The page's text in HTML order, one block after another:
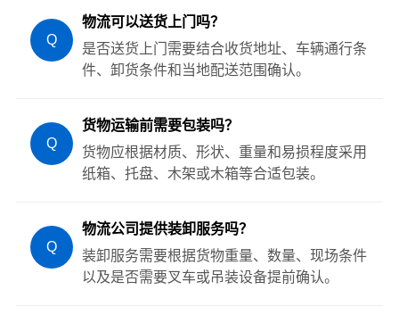
Q
物流可以送货上门吗？
是否送货上门需要结合收货地址、车辆通行条
件、卸货条件和当地配送范围确认。
Q
货物运输前需要包装吗？
货物应根据材质、形状、重量和易损程度采用
纸箱、托盘、木架或木箱等合适包装。
Q
物流公司提供装卸服务吗？
装卸服务需要根据货物重量、数量、现场条件
以及是否需要叉车或吊装设备提前确认。